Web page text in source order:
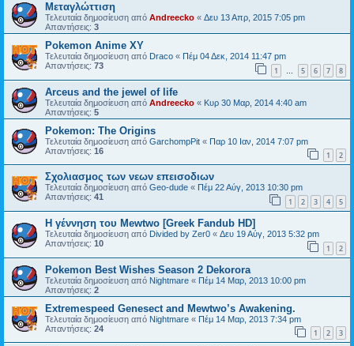
Μεταγλώττιση
Τελευταία δημοσίευση από Andreecko « Δευ 13 Απρ, 2015 7:05 pm
Απαντήσεις: 3
Pokemon Anime XY
Τελευταία δημοσίευση από Draco « Πέμ 04 Δεκ, 2014 11:47 pm
Απαντήσεις: 73 1 … 5 6 7 8
Arceus and the jewel of life
Τελευταία δημοσίευση από Andreecko « Κυρ 30 Μαρ, 2014 4:40 am
Απαντήσεις: 5
Pokemon: The Origins
Τελευταία δημοσίευση από GarchompPit « Παρ 10 Ιαν, 2014 7:07 pm
Απαντήσεις: 16 1 2
Σχολιασμος των νεων επεισοδιων
Τελευταία δημοσίευση από Geo-dude « Πέμ 22 Αύγ, 2013 10:30 pm
Απαντήσεις: 41 1 2 3 4 5
Η γέννηση του Mewtwo [Greek Fandub HD]
Τελευταία δημοσίευση από Divided by Zer0 « Δευ 19 Αύγ, 2013 5:32 pm
Απαντήσεις: 10 1 2
Pokemon Best Wishes Season 2 Dekorora
Τελευταία δημοσίευση από Nightmare « Πέμ 14 Μαρ, 2013 10:00 pm
Απαντήσεις: 2
Extremespeed Genesect and Mewtwo’s Awakening.
Τελευταία δημοσίευση από Nightmare « Πέμ 14 Μαρ, 2013 7:34 pm
Απαντήσεις: 24 1 2 3